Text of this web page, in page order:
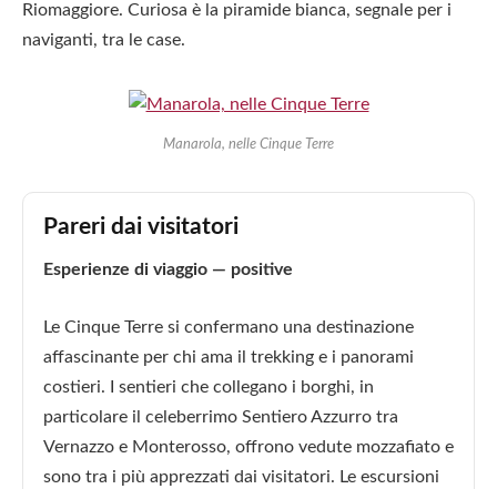
Riomaggiore. Curiosa è la piramide bianca, segnale per i
naviganti, tra le case.
Manarola, nelle Cinque Terre
Pareri dai visitatori
Esperienze di viaggio — positive
Le Cinque Terre si confermano una destinazione
affascinante per chi ama il trekking e i panorami
costieri. I sentieri che collegano i borghi, in
particolare il celeberrimo Sentiero Azzurro tra
Vernazzo e Monterosso, offrono vedute mozzafiato e
sono tra i più apprezzati dai visitatori. Le escursioni